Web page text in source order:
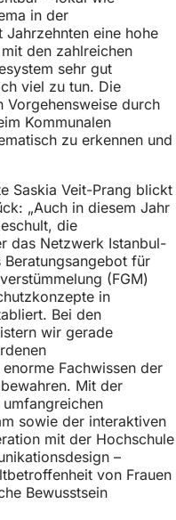
in der
Jahrzehnten eine hohe
den zahlreichen
sehr gut
viel zu tun. Die
Vorgehensweise durch
Kommunalen
zu erkennen und
Saskia Veit-Prang blickt
„Auch in diesem Jahr
die
das Netzwerk Istanbul-
Beratungsangebot für
(FGM)
in
Bei den
wir gerade
Fachwissen der
Mit der
sowie der interaktiven
mit der Hochschule
–
von Frauen
Bewusstsein